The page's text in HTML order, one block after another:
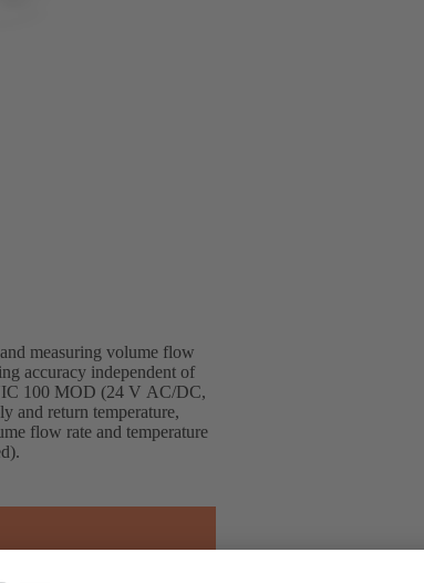
measuring volume flow
accuracy independent of
100 MOD (24 V AC/DC,
and return temperature,
flow rate and temperature